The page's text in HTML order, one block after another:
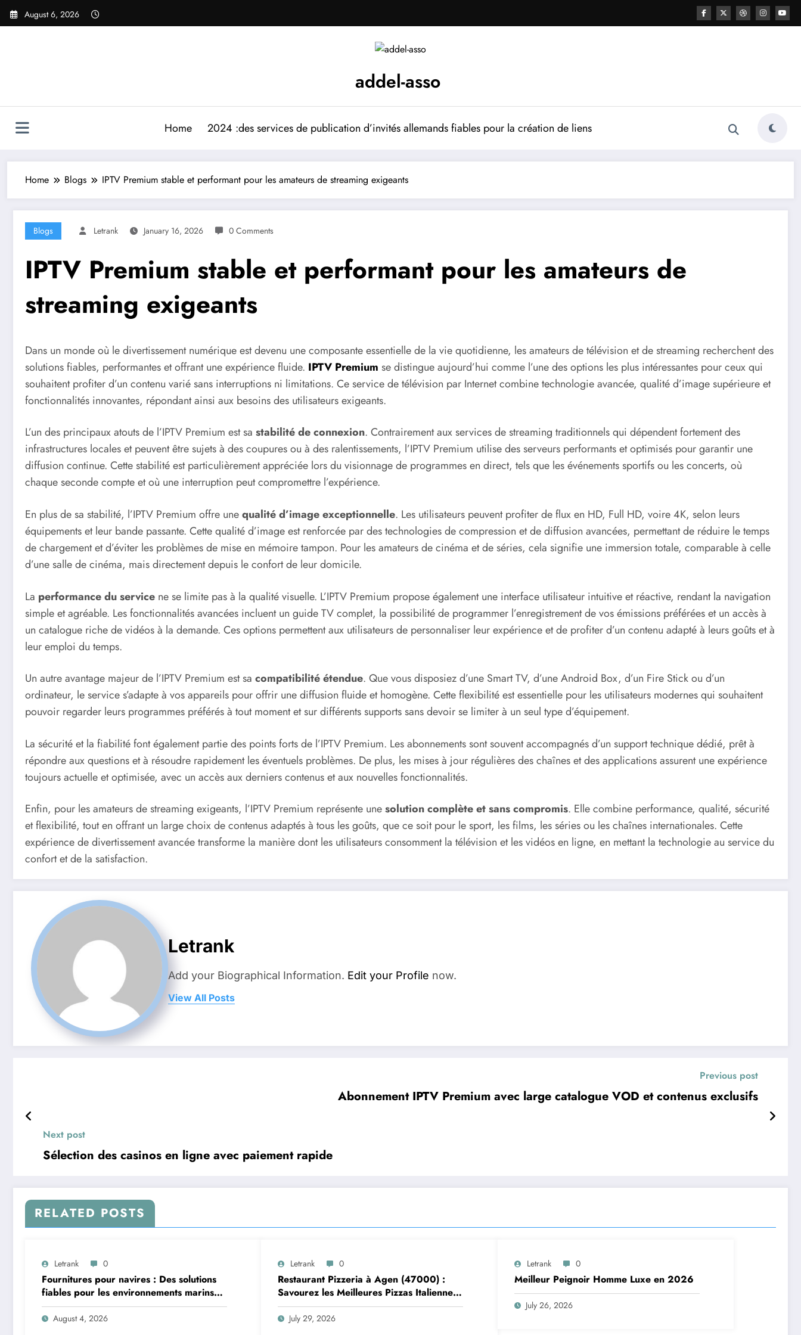
Skip
August 6, 2026
addel-asso
Home 2024 :des services de publication d’invités allemands fiables pour la création de liens
Home Blogs IPTV Premium stable et performant pour les amateurs de streaming exigeants
Blogs Letrank January 16, 2026 0 Comments
IPTV Premium stable et performant pour les amateurs de
streaming exigeants
Dans un monde où le divertissement numérique est devenu une composante essentielle de la vie quotidienne, les amateurs de télévision et de streaming recherchent des
solutions fiables, performantes et offrant une expérience fluide. IPTV Premium se distingue aujourd’hui comme l’une des options les plus intéressantes pour ceux qui
souhaitent profiter d’un contenu varié sans interruptions ni limitations. Ce service de télévision par Internet combine technologie avancée, qualité d’image supérieure et
fonctionnalités innovantes, répondant ainsi aux besoins des utilisateurs exigeants.
L’un des principaux atouts de l’IPTV Premium est sa stabilité de connexion. Contrairement aux services de streaming traditionnels qui dépendent fortement des
infrastructures locales et peuvent être sujets à des coupures ou à des ralentissements, l’IPTV Premium utilise des serveurs performants et optimisés pour garantir une
diffusion continue. Cette stabilité est particulièrement appréciée lors du visionnage de programmes en direct, tels que les événements sportifs ou les concerts, où
chaque seconde compte et où une interruption peut compromettre l’expérience.
En plus de sa stabilité, l’IPTV Premium offre unequalité d’image exceptionnelle. Les utilisateurs peuvent profiter de flux en HD, Full HD, voire 4K, selon leurs
équipements et leur bande passante. Cette qualité d’image est renforcée par des technologies de compression et de diffusion avancées, permettant de réduire le temps
de chargement et d’éviter les problèmes de mise en mémoire tampon. Pour les amateurs de cinéma et de séries, cela signifie une immersion totale, comparable à celle
d’une salle de cinéma, mais directement depuis le confort de leur domicile.
La performance du service ne se limite pas à la qualité visuelle. L’IPTV Premium propose également une interface utilisateur intuitive et réactive, rendant la navigation
simple et agréable. Les fonctionnalités avancées incluent un guide TV complet, la possibilité de programmer l’enregistrement de vos émissions préférées et un accès à
un catalogue riche de vidéos à la demande. Ces options permettent aux utilisateurs de personnaliser leur expérience et de profiter d’un contenu adapté à leurs goûts et à
leur emploi du temps.
Un autre avantage majeur de l’IPTV Premium est sa compatibilité étendue. Que vous disposiez d’une Smart TV, d’une Android Box, d’un Fire Stick ou d’un
ordinateur, le service s’adapte à vos appareils pour offrir une diffusion fluide et homogène. Cette flexibilité est essentielle pour les utilisateurs modernes qui souhaitent
pouvoir regarder leurs programmes préférés à tout moment et sur différents supports sans devoir se limiter à un seul type d’équipement.
La sécurité et la fiabilité font également partie des points forts de l’IPTV Premium. Les abonnements sont souvent accompagnés d’un support technique dédié, prêt à
répondre aux questions et à résoudre rapidement les éventuels problèmes. De plus, les mises à jour régulières des chaînes et des applications assurent une expérience
toujours actuelle et optimisée, avec un accès aux derniers contenus et aux nouvelles fonctionnalités.
Enfin, pour les amateurs de streaming exigeants, l’IPTV Premium représente unesolution complète et sans compromis. Elle combine performance, qualité, sécurité
et flexibilité, tout en offrant un large choix de contenus adaptés à tous les goûts, que ce soit pour le sport, les films, les séries ou les chaînes internationales. Cette
expérience de divertissement avancée transforme la manière dont les utilisateurs consomment la télévision et les vidéos en ligne, en mettant la technologie au service du
confort et de la satisfaction.
Letrank
Add your Biographical Information. Edit your Profile now.
View All Posts
Previous post
Abonnement IPTV Premium avec large catalogue VOD et contenus exclusifs
Next post
Sélection des casinos en ligne avec paiement rapide
RELATED POSTS
Letrank 0
Fournitures pour navires : Des solutions
fiables pour les environnements marins
exigeants
August 4, 2026
Letrank 0
Restaurant Pizzeria à Agen (47000) :
Savourez les Meilleures Pizzas Italiennes
chez Trattoria Pasta Pizza Brax
July 29, 2026
Letrank 0
Meilleur Peignoir Homme Luxe en 2026
July 26, 2026